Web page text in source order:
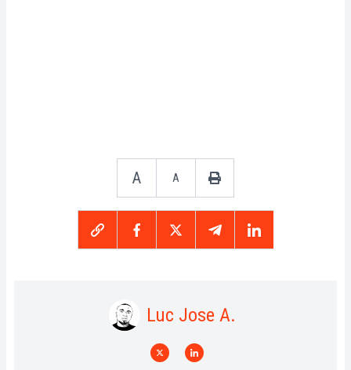
A A
Luc Jose A.